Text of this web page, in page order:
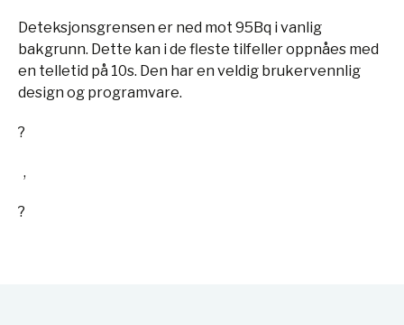
Deteksjonsgrensen er ned mot 95Bq i vanlig
bakgrunn. Dette kan i de fleste tilfeller oppnåes med
en telletid på 10s. Den har en veldig brukervennlig
design og programvare.
?
,
?